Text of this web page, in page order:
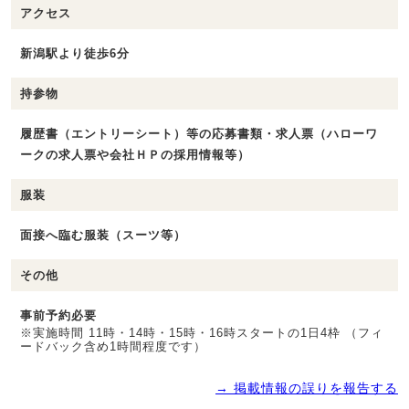
アクセス
新潟駅より徒歩6分
持参物
履歴書（エントリーシート）等の応募書類・求人票（ハローワ
ークの求人票や会社ＨＰの採用情報等）
服装
面接へ臨む服装（スーツ等）
その他
事前予約必要
※実施時間 11時・14時・15時・16時スタートの1日4枠 （フィ
ードバック含め1時間程度です）
→ 掲載情報の誤りを報告する